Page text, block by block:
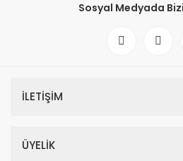
Sosyal Medyada
İLETİŞİM
ÜYELİK